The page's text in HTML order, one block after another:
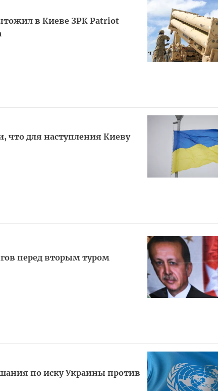
в Киеве ЗРК Patriot
что для наступления Киеву
перед вторым туром
по иску Украины против